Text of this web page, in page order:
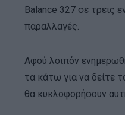
Balance 327 σε τρεις
παραλλαγές.
Αφού λοιπόν
τα κάτω για να δείτε
θα κυκλοφορήσουν